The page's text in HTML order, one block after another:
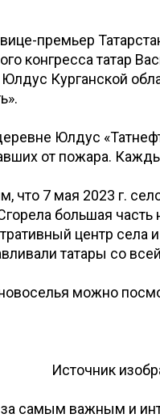
премьер
конгресса татар
Курганской
Юлдус
от пожара.
что 7 мая 2023 г.
большая часть
центр села
татары со
можно
Источник
самым важным и